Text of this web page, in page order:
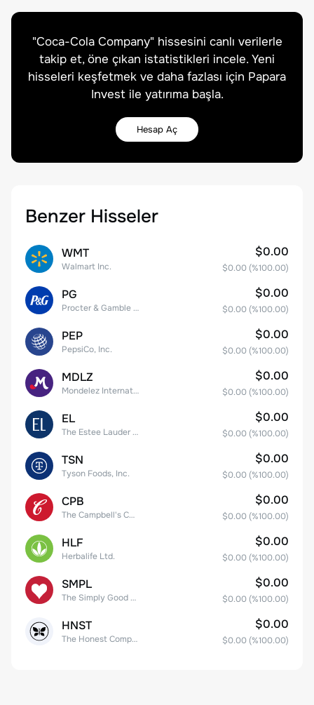
"Coca-Cola Company" hissesini canlı verilerle
takip et, öne çıkan istatistikleri incele. Yeni
hisseleri keşfetmek ve daha fazlası için Papara
Invest ile yatırıma başla.
Hesap Aç
Benzer Hisseler
WMT
Walmart Inc.
$0.00
$0.00 (%100.00)
PG
Procter & Gamble Company
$0.00
$0.00 (%100.00)
PEP
PepsiCo, Inc.
$0.00
$0.00 (%100.00)
MDLZ
Mondelez International, Inc. Class A
$0.00
$0.00 (%100.00)
EL
The Estee Lauder Companies Inc. Class A
$0.00
$0.00 (%100.00)
TSN
Tyson Foods, Inc.
$0.00
$0.00 (%100.00)
CPB
The Campbell's Company Common Stock
$0.00
$0.00 (%100.00)
HLF
Herbalife Ltd.
$0.00
$0.00 (%100.00)
SMPL
The Simply Good Foods Company Common Stock
$0.00
$0.00 (%100.00)
HNST
The Honest Company, Inc. Common Stock
$0.00
$0.00 (%100.00)